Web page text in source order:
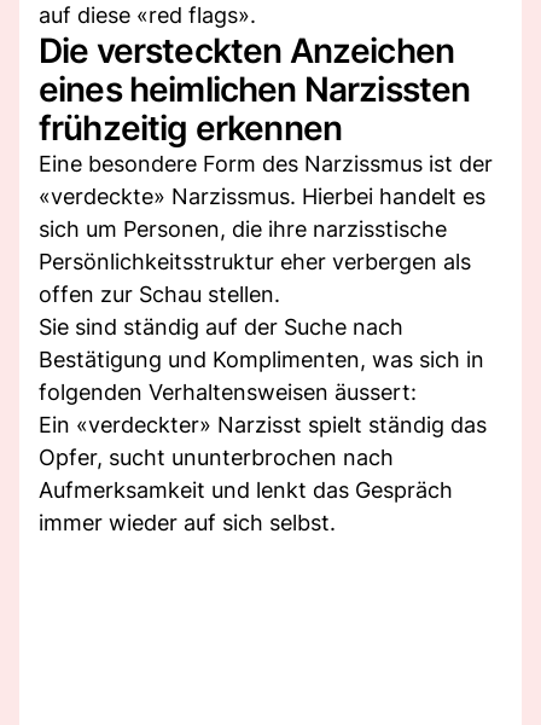
auf diese «red flags».
Die versteckten Anzeichen
eines heimlichen Narzissten
frühzeitig erkennen
Eine besondere Form des Narzissmus ist der
«verdeckte» Narzissmus. Hierbei handelt es
sich um Personen, die ihre narzisstische
Persönlichkeitsstruktur eher verbergen als
offen zur Schau stellen.
Sie sind ständig auf der Suche nach
Bestätigung und Komplimenten, was sich in
folgenden Verhaltensweisen äussert:
Ein «verdeckter» Narzisst spielt ständig das
Opfer, sucht ununterbrochen nach
Aufmerksamkeit und lenkt das Gespräch
immer wieder auf sich selbst.